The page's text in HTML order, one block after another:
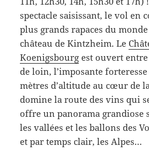
spectacle saisissant, le vol en
plus grands rapaces du
château de Kintzheim. Le
Koenigsbourg est ouvert
de loin, l’imposante
mètres d’altitude au cœur de
domine la route des vins qui
offre un panorama grandiose
les vallées et les ballons des
et par temps clair, les Alpes…